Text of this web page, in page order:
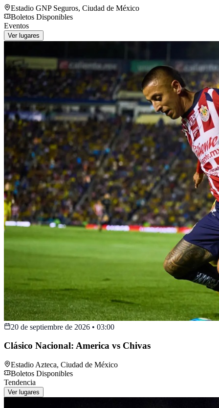
Estadio GNP Seguros, Ciudad de México
Boletos Disponibles
Eventos
Ver lugares
20 de septiembre de 2026 • 03:00
Clásico Nacional: America vs Chivas
Estadio Azteca, Ciudad de México
Boletos Disponibles
Tendencia
Ver lugares